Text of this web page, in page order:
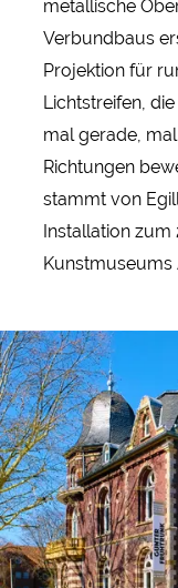
metallische
Verbundbaus
Projektion für
Lichtstreifen,
mal gerade,
Richtungen
stammt von
Installation
Kunstmuseums